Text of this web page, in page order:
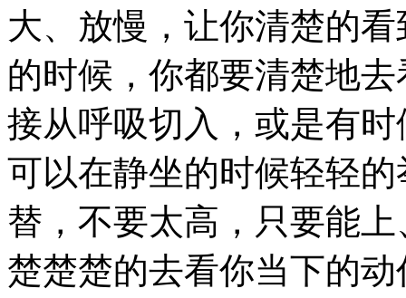
大、放慢，让你清楚的
的时候，你都要清楚地
接从呼吸切入，或是有
可以在静坐的时候轻轻
替，不要太高，只要能
楚楚楚的去看你当下的